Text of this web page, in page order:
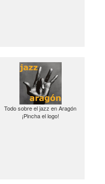
Todo sobre el jazz en Aragón
¡Pincha el logo!